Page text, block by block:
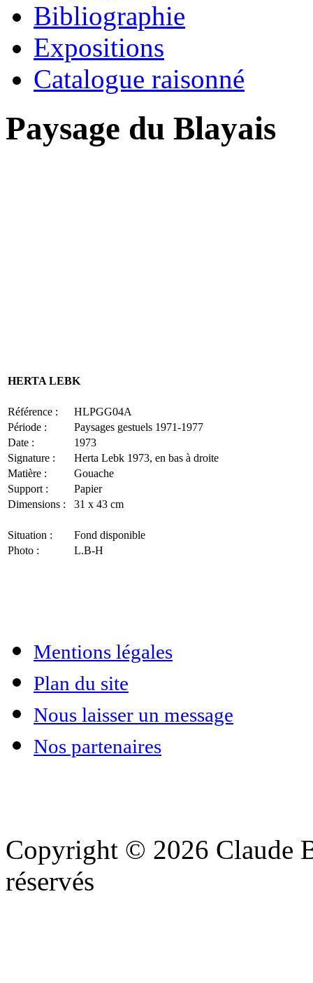
Bibliographie
Expositions
Catalogue raisonné
Paysage du Blayais
HERTA LEBK
Référence :
HLPGG04A
Période :
Paysages gestuels 1971-1977
Date :
1973
Signature :
Herta Lebk 1973, en bas à droite
Matière :
Gouache
Support :
Papier
Dimensions :
31 x 43 cm
Situation :
Fond disponible
Photo :
L.B-H
Mentions légales
Plan du site
Nous laisser un message
Nos partenaires
Copyright © 2026 Claude
réservés